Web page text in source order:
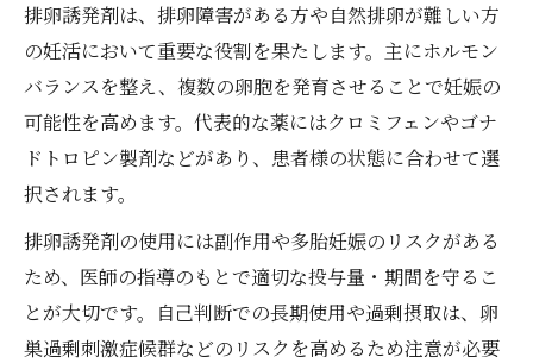
排卵誘発剤は、排卵障害がある方や自然排卵が難しい方
の妊活において重要な役割を果たします。主にホルモン
バランスを整え、複数の卵胞を発育させることで妊娠の
可能性を高めます。代表的な薬にはクロミフェンやゴナ
ドトロピン製剤などがあり、患者様の状態に合わせて選
択されます。
排卵誘発剤の使用には副作用や多胎妊娠のリスクがある
ため、医師の指導のもとで適切な投与量・期間を守るこ
とが大切です。自己判断での長期使用や過剰摂取は、卵
巣過剰刺激症候群などのリスクを高めるため注意が必要